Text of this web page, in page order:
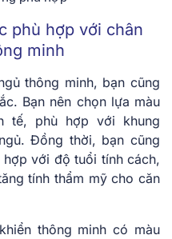
phù hợp với chân
minh
thông minh, bạn cũng
Bạn nên chọn lựa màu
tế, phù hợp với khung
Đồng thời, bạn cũng
với độ tuổi tính cách,
tính thẩm mỹ cho căn
thông minh có màu